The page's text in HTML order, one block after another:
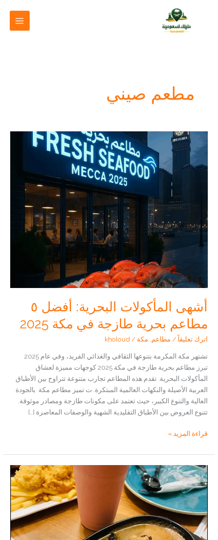
مطعم صيني
أشهى المأكولات البحرية: أفضل ٥
مطاعم بحرية طازجة في مكة 2025
اترك تعليقاً / مطاعم, مكة /
kholoud
تشتهر مكة المكرمة بتنوعها الثقافي والغذائي الفريد، وفي عام 2025
تبرز مطاعم بحرية طازجة في مكة 2025 كوجهات مميزة لعشاق
المأكولات البحرية. تقدم هذه المطاعم تجارب متنوعة تتراوح بين الأطباق
العربية الأصيلة والنكهات العالمية المبتكرة. ت تميز مطاعم مكة بالجودة
العالية والتنوع الكبير، حيث تعتمد على مكونات طازجة ومصادر موثوقة.
تتنوع العروض بين الأطباق التقليدية الشهية والوصفات المعاصرة […]
أشهى
البحرية:
أفضل
٥
مطاعم
بحرية
طازجة
في
مكة
قراءة المزيد »